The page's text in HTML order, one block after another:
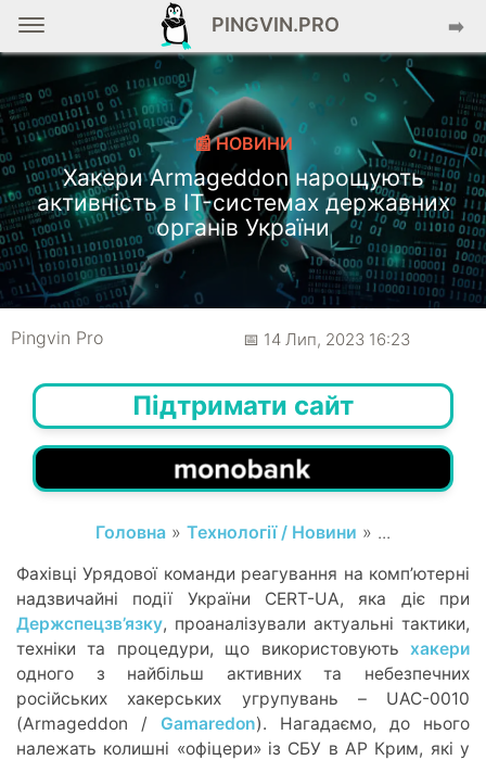
PINGVIN.PRO ➡️
📰 НОВИНИ
Хакери Armageddon нарощують
активність в IT-системах державних
органів України
Pingvin Pro 📅 14 Лип, 2023 16:23
Підтримати сайт
Головна » Технології / Новини » ...
Фахівці Урядової команди реагування на комп’ютерні
надзвичайні події України CERT-UA, яка діє при
Держспецзв’язку, проаналізували актуальні тактики,
техніки та процедури, що використовують хакери
одного з найбільш активних та небезпечних
російських хакерських угрупувань – UAC-0010
(Armageddon / Gamaredon). Нагадаємо, до нього
належать колишні «офіцери» із СБУ в АР Крим, які у